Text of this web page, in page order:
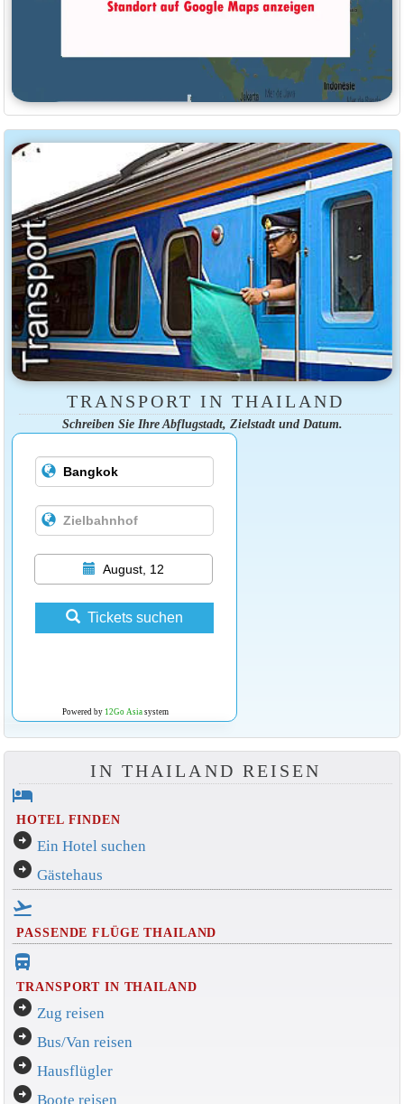
TRANSPORT IN THAILAND
Schreiben Sie Ihre Abflugstadt, Zielstadt und Datum.
August, 12
Tickets suchen
Powered by 12Go Asiasystem
IN THAILAND REISEN
hotel
HOTEL FINDEN
arrow_circle_right Ein Hotel suchen
arrow_circle_right Gästehaus
flight_takeoff
PASSENDE FLÜGE THAILAND
directions_bus_filled
TRANSPORT IN THAILAND
arrow_circle_right Zug reisen
arrow_circle_right Bus/Van reisen
arrow_circle_right Hausflügler
arrow_circle_right Boote reisen